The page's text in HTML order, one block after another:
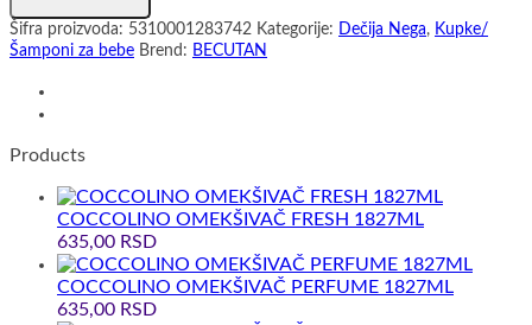
KOSU
I
Šifra proizvoda: 5310001283742 Kategorije: Dečija Nega, Kupke/
Šamponi za bebe Brend: BECUTAN
Products
COCCOLINO OMEKŠIVAČ FRESH 1827ML
635,00 RSD
COCCOLINO OMEKŠIVAČ PERFUME 1827ML
635,00 RSD